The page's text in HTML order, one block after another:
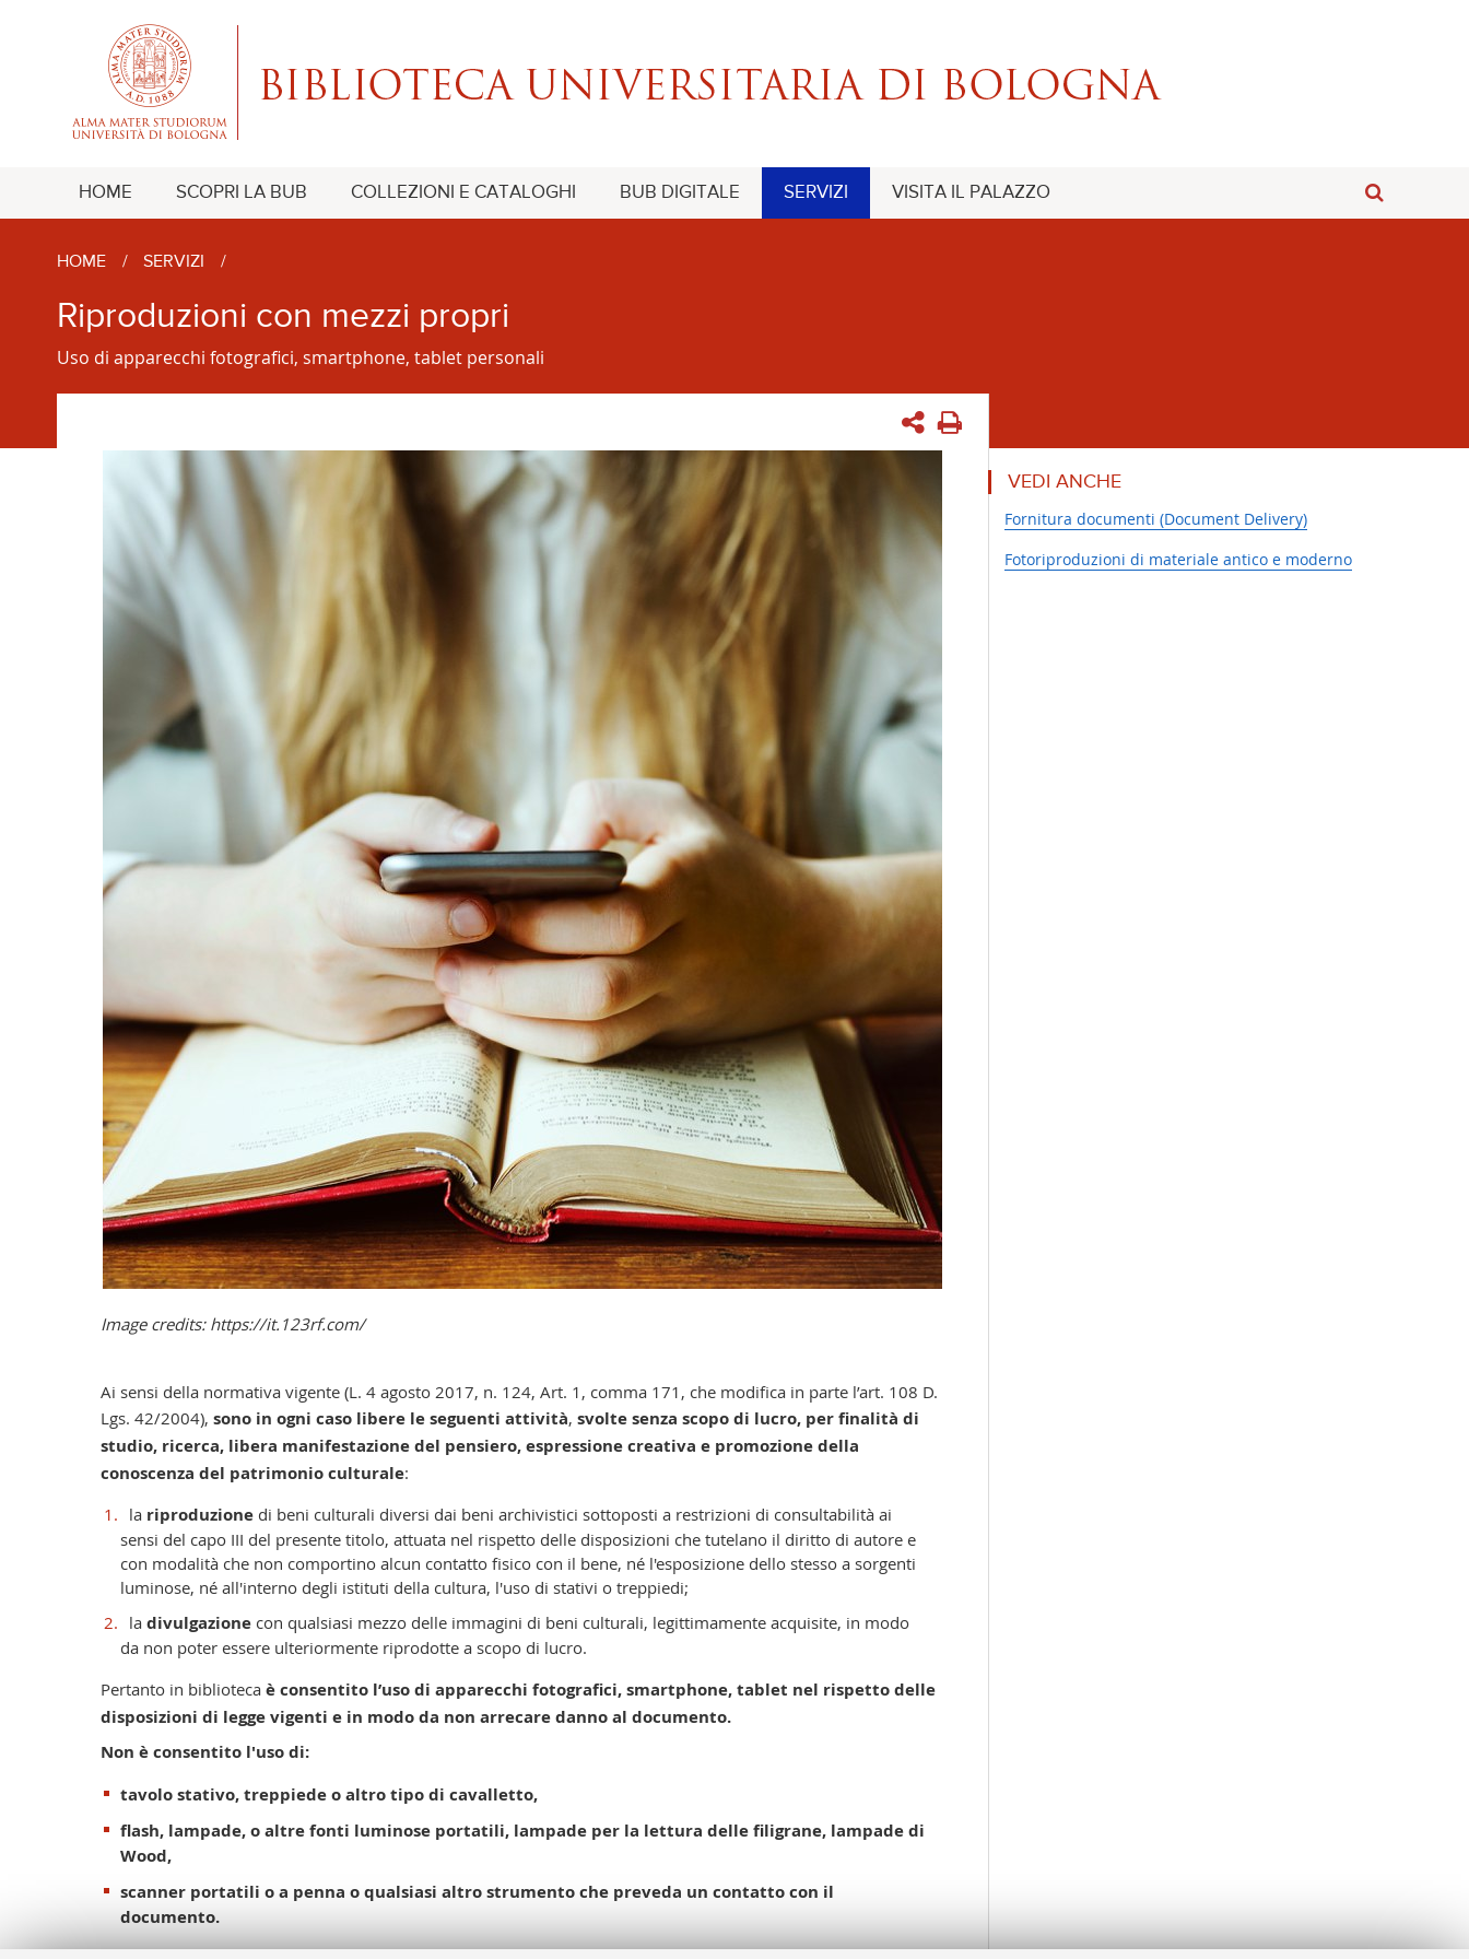
HOME SCOPRI LA BUB COLLEZIONI E CATALOGHI BUB DIGITALE SERVIZI VISITA IL PALAZZO
HOME / SERVIZI /
Riproduzioni con mezzi propri
Uso di apparecchi fotografici, smartphone, tablet personali
Image credits: https://it.123rf.com/
Ai sensi della normativa vigente (L. 4 agosto 2017, n. 124, Art. 1, comma 171, che modifica in parte l’art. 108 D.
Lgs. 42/2004), sono in ogni casolibere le seguenti attività, svolte senza scopo di lucro, per finalità di
studio, ricerca, libera manifestazione del pensiero, espressione creativa e promozione della
conoscenza del patrimonio culturale:
la riproduzionedi beni culturali diversi dai beni archivistici sottoposti a restrizioni di consultabilità ai
sensi del capo III del presente titolo, attuata nel rispetto delle disposizioni che tutelano il diritto di autore e
con modalità che non comportino alcun contatto fisico con il bene, né l'esposizione dello stesso a sorgenti
luminose, né all'interno degli istituti della cultura, l'uso di stativi o treppiedi;
la divulgazionecon qualsiasi mezzo delle immagini di beni culturali, legittimamente acquisite, in modo
da non poter essere ulteriormente riprodotte a scopo di lucro.
Pertanto in bibliotecaè consentito l’uso di apparecchi fotografici, smartphone, tablet nel rispetto delle
disposizioni di legge vigenti e in modo da non arrecare danno al documento.
Non è consentito l'uso di:
tavolo stativo, treppiede o altro tipo di cavalletto,
flash, lampade,o altre fonti luminose portatili, lampade per la lettura delle filigrane, lampade di
Wood,
scanner portatili o a penna oqualsiasi altro strumento che preveda un contatto con il
documento.
VEDI ANCHE
Fornitura documenti (Document Delivery)
Fotoriproduzioni di materiale antico e moderno